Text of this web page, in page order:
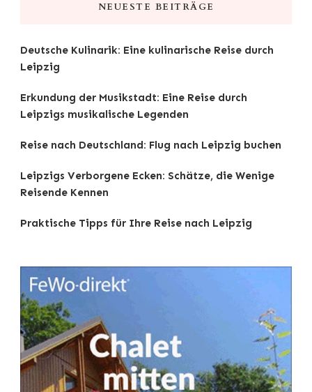
NEUESTE BEITRÄGE
Deutsche Kulinarik: Eine kulinarische Reise durch
Leipzig
Erkundung der Musikstadt: Eine Reise durch
Leipzigs musikalische Legenden
Reise nach Deutschland: Flug nach Leipzig buchen
Leipzigs Verborgene Ecken: Schätze, die Wenige
Reisende Kennen
Praktische Tipps für Ihre Reise nach Leipzig